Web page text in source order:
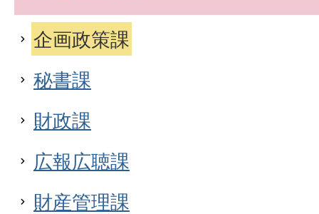
企画政策課
秘書課
財政課
広報広聴課
財産管理課